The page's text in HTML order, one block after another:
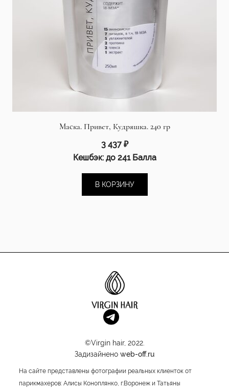
Маска. Привет, Кудряшка. 240 гр
3 437₽
Кешбэк:до 241 Балла
В КОРЗИНУ
©Virgin hair, 2022.
Задизайнено web-off.ru
На сайте представлены фотографии реальных клиенток от
парикмахеров: Алисы Коноплянко, г.Воронеж и Татьяны